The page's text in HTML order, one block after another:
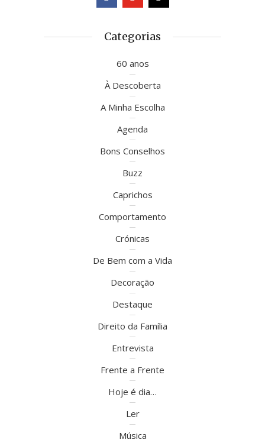
Categorias
60 anos
À Descoberta
A Minha Escolha
Agenda
Bons Conselhos
Buzz
Caprichos
Comportamento
Crónicas
De Bem com a Vida
Decoração
Destaque
Direito da Família
Entrevista
Frente a Frente
Hoje é dia…
Ler
Música